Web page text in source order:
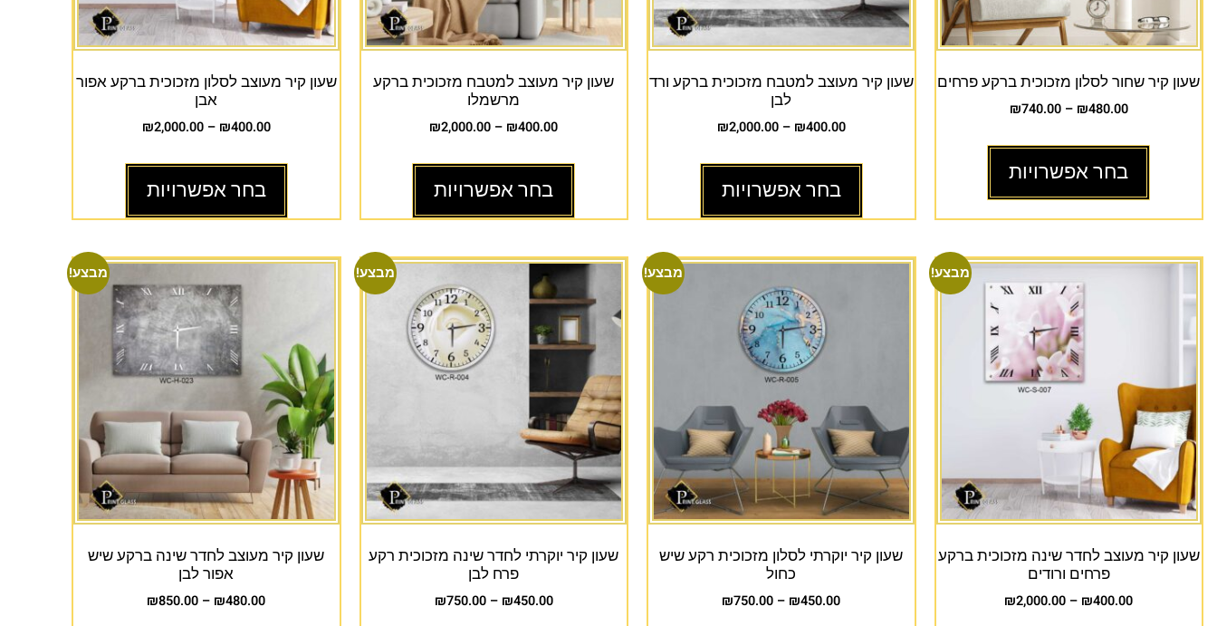
שעון קיר שחור לסלון מזכוכית ברקע פרחים
₪480.00
–
₪740.00
בחר אפשרויות
שעון קיר מעוצב למטבח מזכוכית ברקע ורד
לבן
₪400.00
–
₪2,000.00
בחר אפשרויות
שעון קיר מעוצב למטבח מזכוכית ברקע
מרשמלו
₪400.00
–
₪2,000.00
בחר אפשרויות
שעון קיר מעוצב לסלון מזכוכית ברקע אפור
אבן
₪400.00
–
₪2,000.00
בחר אפשרויות
מבצע!
שעון קיר מעוצב לחדר שינה מזכוכית ברקע
פרחים ורודים
₪400.00
–
₪2,000.00
מבצע!
שעון קיר יוקרתי לסלון מזכוכית רקע שיש
כחול
₪450.00
–
₪750.00
מבצע!
שעון קיר יוקרתי לחדר שינה מזכוכית רקע
פרח לבן
₪450.00
–
₪750.00
מבצע!
שעון קיר מעוצב לחדר שינה ברקע שיש
אפור לבן
₪480.00
–
₪850.00